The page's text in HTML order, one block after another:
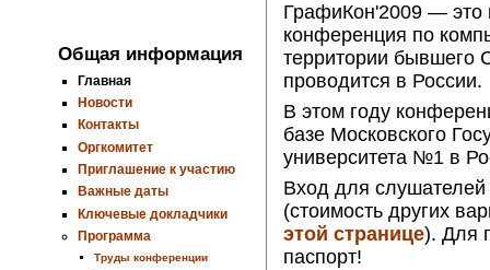
Общая информация
Главная
Новости
Контакты
Оргкомитет
Приглашение к участию
Важные даты
Ключевые докладчики
Программа
Труды конференции
ГрафиКон'2009 — это
конференция по
территории бывшего
проводится в России.
В этом году
базе Московского
университета №1 в
Вход для
(стоимость других
этой странице). Для
паспорт!